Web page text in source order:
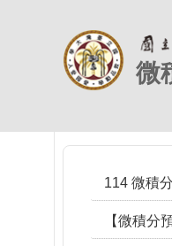
微
114 微積
【微積分